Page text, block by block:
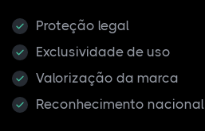
Proteção legal
Exclusividade de uso
Valorização da marca
Reconhecimento nacional